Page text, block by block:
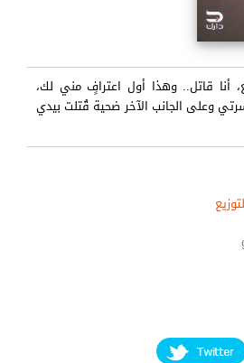
أنا قاتل.. وهذا أول اعترافٍ مني لك،
وعلى الجانب الآخر ضحية قُتلت بيدي